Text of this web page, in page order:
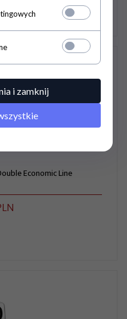
Economic Line
i zamknij